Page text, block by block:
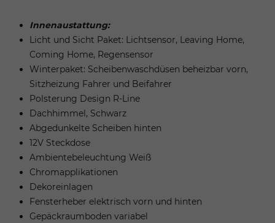
Innenaustattung:
Licht und Sicht Paket: Lichtsensor, Leaving Home,
Coming Home, Regensensor
Winterpaket: Scheibenwaschdüsen beheizbar vorn,
Sitzheizung Fahrer und Beifahrer
Polsterung Design R-Line
Dachhimmel, Schwarz
Abgedunkelte Scheiben hinten
12V Steckdose
Ambientebeleuchtung Weiß
Chromapplikationen
Dekoreinlagen
Fensterheber elektrisch vorn und hinten
Gepäckraumboden variabel